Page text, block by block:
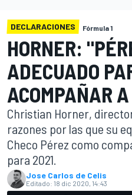
DECLARACIONES Fórmula 1
HORNER:
ADECUADO
ACOMPAÑAR
Christian Horner,
razones por las que su
Checo Pérez como
para 2021.
Jose Carlos de Celis
Editado: 18 dic 2020, 14:43